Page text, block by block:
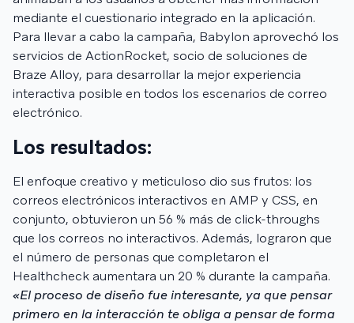
mediante el cuestionario integrado en la aplicación.
Para llevar a cabo la campaña, Babylon aprovechó los
servicios de ActionRocket, socio de soluciones de
Braze Alloy, para desarrollar la mejor experiencia
interactiva posible en todos los escenarios de correo
electrónico.
Los resultados:
El enfoque creativo y meticuloso dio sus frutos: los
correos electrónicos interactivos en AMP y CSS, en
conjunto, obtuvieron un 56 % más de click-throughs
que los correos no interactivos. Además, lograron que
el número de personas que completaron el
Healthcheck aumentara un 20 % durante la campaña.
«El proceso de diseño fue interesante, ya que pensar
primero en la interacción te obliga a pensar de forma